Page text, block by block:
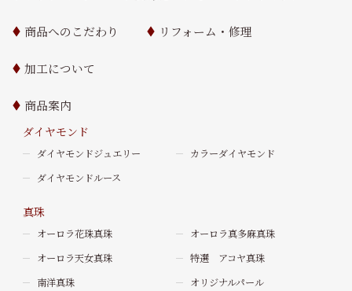
商品へのこだわり リフォーム・修理
加工について
商品案内
ダイヤモンド
ダイヤモンドジュエリー
カラーダイヤモンド
ダイヤモンドルース
真珠
オーロラ花珠真珠
オーロラ真多麻真珠
オーロラ天女真珠
特選 アコヤ真珠
南洋真珠
オリジナルパール